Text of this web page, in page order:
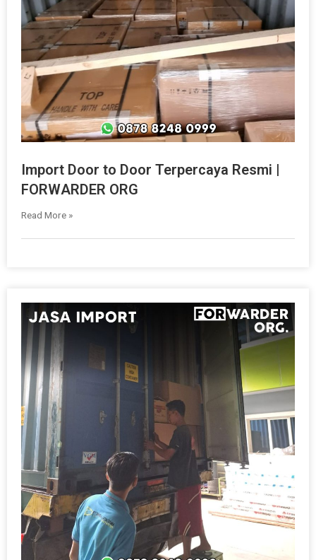
Import Door to Door Terpercaya Resmi |
FORWARDER ORG
Read More »